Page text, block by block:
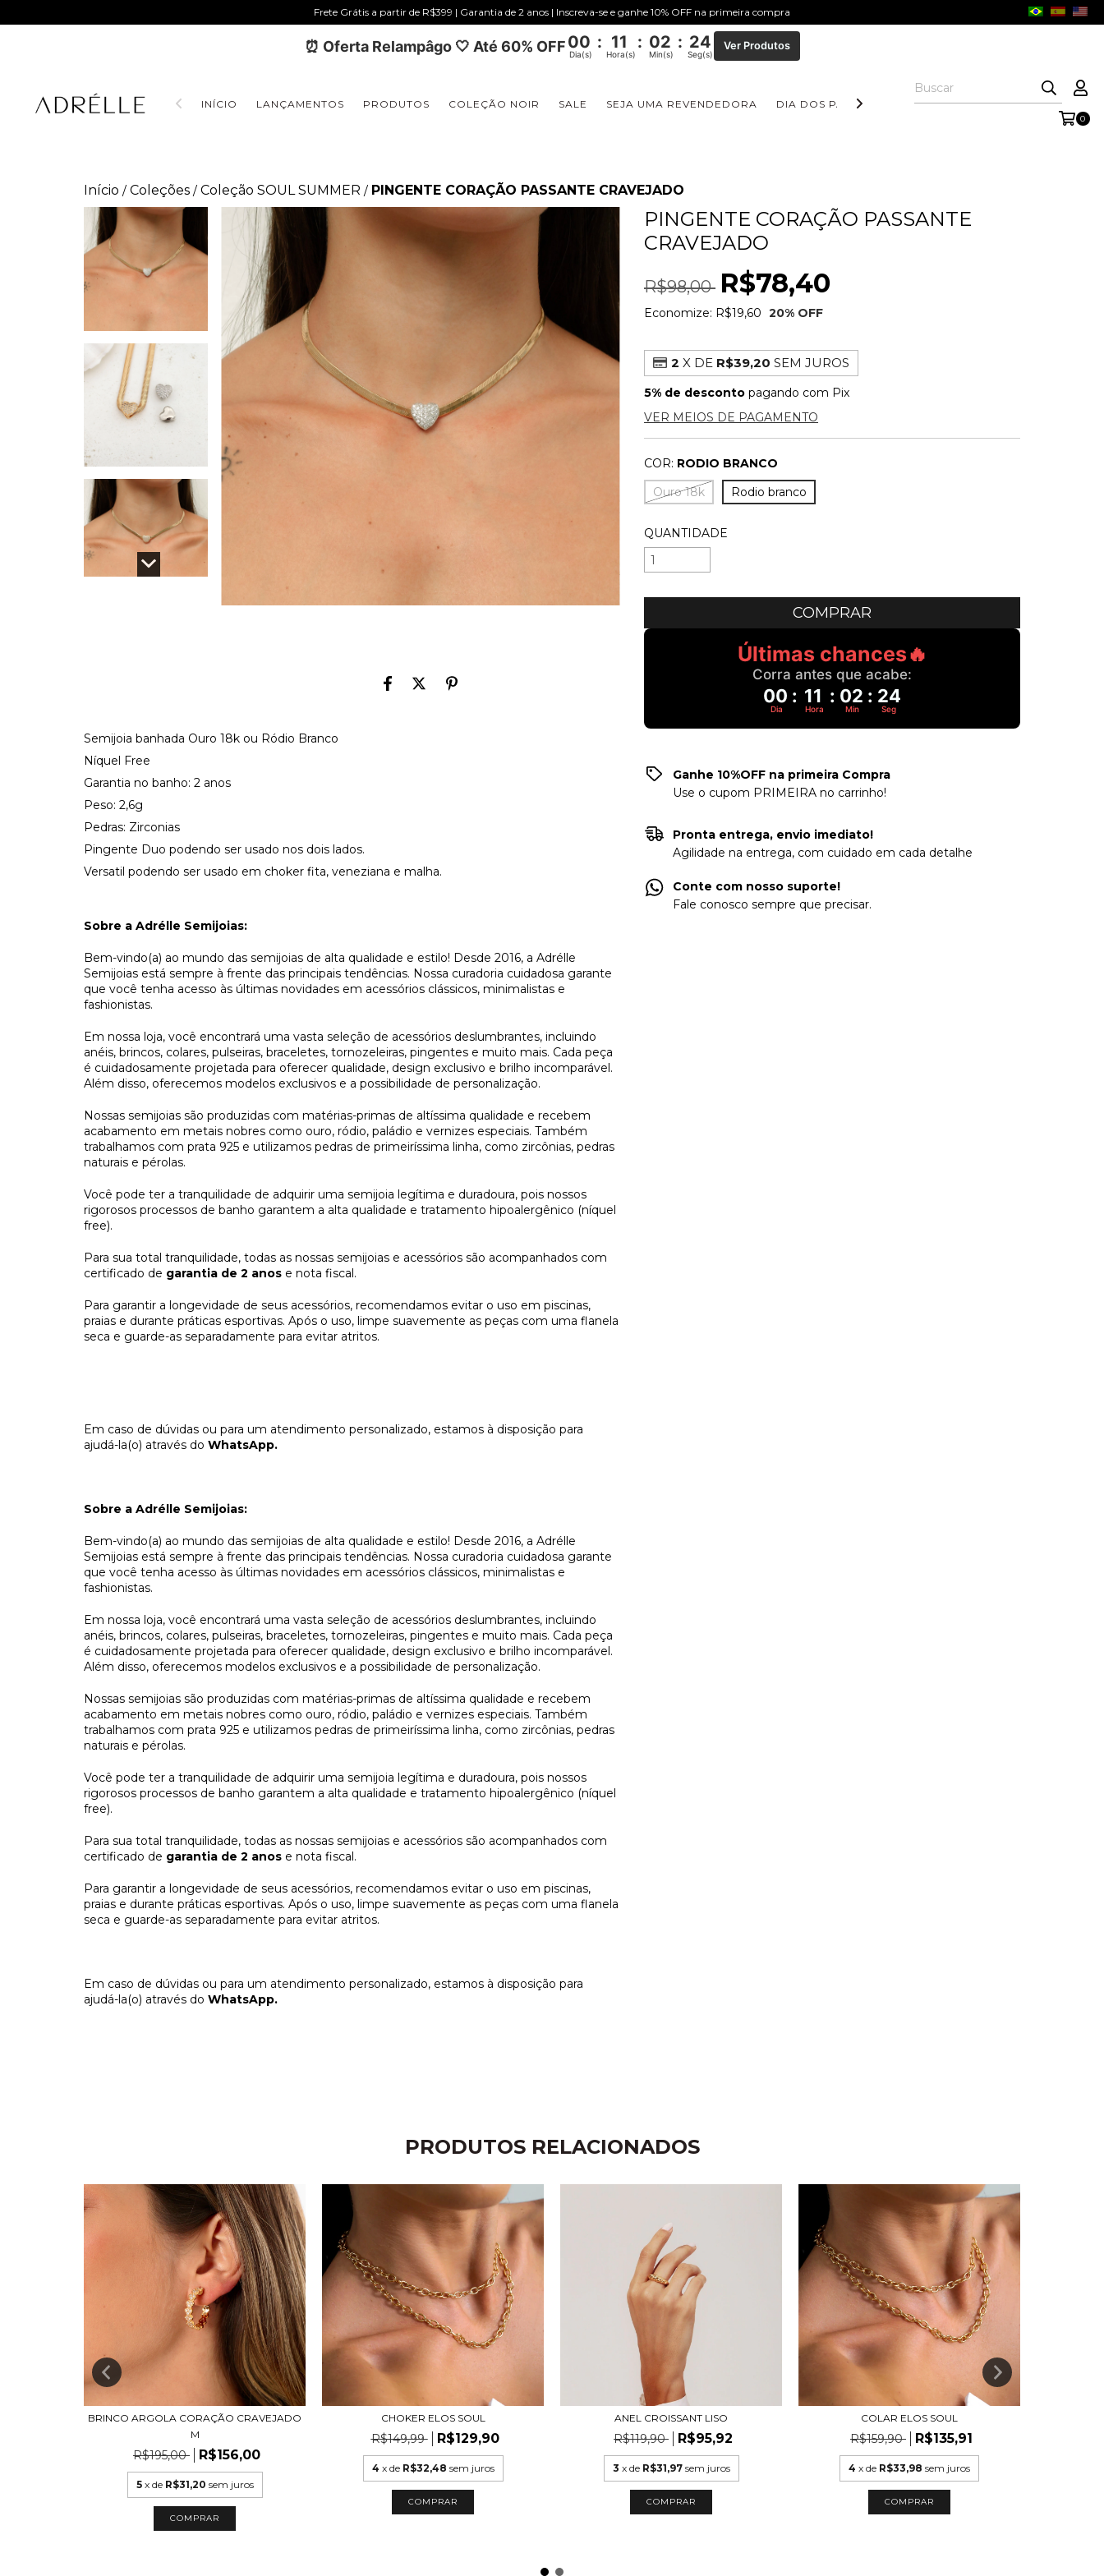
Frete Grátis a partir de R$399 | Garantia de 2 anos | Inscreva-se e ganhe 10% OFF na primeira compra
⏰ Oferta Relampâgo 🤍 Até 60% OFF00 : 11 : 02 : 23
Dia(s) Hora(s) Min(s) Seg(s)
Ver Produtos
INÍCIO LANÇAMENTOS PRODUTOS COLEÇÃO NOIR SALE SEJA UMA REVENDEDORA DIA DOS PAIS COLEÇÃO AURORA COLEÇÃO FORM
0
Início / Coleções / Coleção SOUL SUMMER / PINGENTE CORAÇÃO PASSANTE CRAVEJADO
Semijoia banhada Ouro 18k ou Ródio Branco
Níquel Free
Garantia no banho: 2 anos
Peso: 2,6g
Pedras: Zirconias
Pingente Duo podendo ser usado nos dois lados.
Versatil podendo ser usado em choker fita, veneziana e malha.
Sobre a Adrélle Semijoias:
Bem-vindo(a) ao mundo das semijoias de alta qualidade e estilo! Desde 2016, a Adrélle
Semijoias está sempre à frente das principais tendências. Nossa curadoria cuidadosa garante
que você tenha acesso às últimas novidades em acessórios clássicos, minimalistas e
fashionistas.
Em nossa loja, você encontrará uma vasta seleção de acessórios deslumbrantes, incluindo
anéis, brincos, colares, pulseiras, braceletes, tornozeleiras, pingentes e muito mais. Cada peça
é cuidadosamente projetada para oferecer qualidade, design exclusivo e brilho incomparável.
Além disso, oferecemos modelos exclusivos e a possibilidade de personalização.
Nossas semijoias são produzidas com matérias-primas de altíssima qualidade e recebem
acabamento em metais nobres como ouro, ródio, paládio e vernizes especiais. Também
trabalhamos com prata 925 e utilizamos pedras de primeiríssima linha, como zircônias, pedras
naturais e pérolas.
Você pode ter a tranquilidade de adquirir uma semijoia legítima e duradoura, pois nossos
rigorosos processos de banho garantem a alta qualidade e tratamento hipoalergênico (níquel
free).
Para sua total tranquilidade, todas as nossas semijoias e acessórios são acompanhados com
certificado de garantia de 2 anos e nota fiscal.
Para garantir a longevidade de seus acessórios, recomendamos evitar o uso em piscinas,
praias e durante práticas esportivas. Após o uso, limpe suavemente as peças com uma flanela
seca e guarde-as separadamente para evitar atritos.
Em caso de dúvidas ou para um atendimento personalizado, estamos à disposição para
ajudá-la(o) através do WhatsApp.
Sobre a Adrélle Semijoias:
Bem-vindo(a) ao mundo das semijoias de alta qualidade e estilo! Desde 2016, a Adrélle
Semijoias está sempre à frente das principais tendências. Nossa curadoria cuidadosa garante
que você tenha acesso às últimas novidades em acessórios clássicos, minimalistas e
fashionistas.
Em nossa loja, você encontrará uma vasta seleção de acessórios deslumbrantes, incluindo
anéis, brincos, colares, pulseiras, braceletes, tornozeleiras, pingentes e muito mais. Cada peça
é cuidadosamente projetada para oferecer qualidade, design exclusivo e brilho incomparável.
Além disso, oferecemos modelos exclusivos e a possibilidade de personalização.
Nossas semijoias são produzidas com matérias-primas de altíssima qualidade e recebem
acabamento em metais nobres como ouro, ródio, paládio e vernizes especiais. Também
trabalhamos com prata 925 e utilizamos pedras de primeiríssima linha, como zircônias, pedras
naturais e pérolas.
Você pode ter a tranquilidade de adquirir uma semijoia legítima e duradoura, pois nossos
rigorosos processos de banho garantem a alta qualidade e tratamento hipoalergênico (níquel
free).
Para sua total tranquilidade, todas as nossas semijoias e acessórios são acompanhados com
certificado de garantia de 2 anos e nota fiscal.
Para garantir a longevidade de seus acessórios, recomendamos evitar o uso em piscinas,
praias e durante práticas esportivas. Após o uso, limpe suavemente as peças com uma flanela
seca e guarde-as separadamente para evitar atritos.
Em caso de dúvidas ou para um atendimento personalizado, estamos à disposição para
ajudá-la(o) através do WhatsApp.
PINGENTE CORAÇÃO PASSANTE
CRAVEJADO
R$98,00 R$78,40
Economize: R$19,60 20% OFF
2 X DE R$39,20 SEM JUROS
5% de desconto pagando com Pix
VER MEIOS DE PAGAMENTO
COR: RODIO BRANCO
Ouro 18k
Rodio branco
QUANTIDADE
Últimas chances🔥
Corra antes que acabe:
00 : 11 : 02 : 23
Dia Hora Min Seg
Ganhe 10%OFF na primeira Compra
Use o cupom PRIMEIRA no carrinho!
Pronta entrega, envio imediato!
Agilidade na entrega, com cuidado em cada detalhe
Conte com nosso suporte!
Fale conosco sempre que precisar.
PRODUTOS RELACIONADOS
BRINCO ARGOLA CORAÇÃO CRAVEJADO
M
R$195,00 R$156,00
5 x de R$31,20 sem juros
COMPRAR
CHOKER ELOS SOUL
R$149,99 R$129,90
4 x de R$32,48 sem juros
COMPRAR
ANEL CROISSANT LISO
R$119,90 R$95,92
3 x de R$31,97 sem juros
COMPRAR
COLAR ELOS SOUL
R$159,90 R$135,91
4 x de R$33,98 sem juros
COMPRAR